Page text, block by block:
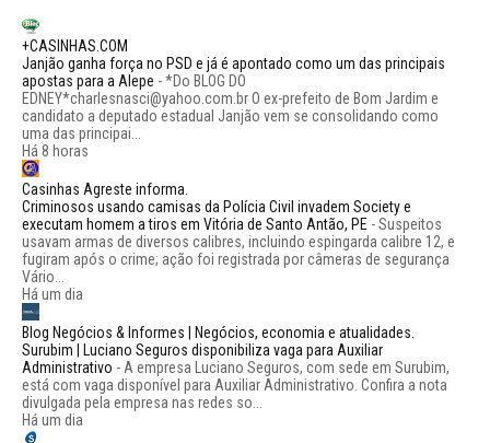
+CASINHAS.COM
Janjão ganha força no PSD e já é apontado como um das principais
apostas para a Alepe -*Do BLOG DO
EDNEY*charlesnasci@yahoo.com.br O ex-prefeito de Bom Jardim e
candidato a deputado estadual Janjão vem se consolidando como
uma das principai...
Há 8 horas
Casinhas Agreste informa.
Criminosos usando camisas da Polícia Civil invadem Society e
executam homem a tiros em Vitória de Santo Antão, PE -Suspeitos
usavam armas de diversos calibres, incluindo espingarda calibre 12, e
fugiram após o crime; ação foi registrada por câmeras de segurança
Vário...
Há um dia
Blog Negócios & Informes | Negócios, economia e atualidades.
Surubim | Luciano Seguros disponibiliza vaga para Auxiliar
Administrativo - A empresa Luciano Seguros, com sede em Surubim,
está com vaga disponível para Auxiliar Administrativo. Confira a nota
divulgada pela empresa nas redes so...
Há um dia